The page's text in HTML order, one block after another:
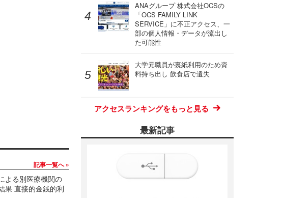
記事一覧へ
よる別医療機関の
果 直接的金銭的利
ANAグループ 株式会社OCSの
「OCS FAMILY LINK
SERVICE」に不正アクセス、一
部の個人情報・データが流出し
た可能性
大学元職員が裏紙利用のため資
料持ち出し 飲食店で遺失
アクセスランキングをもっと見る
最新記事